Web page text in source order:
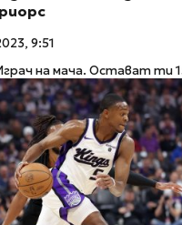
9:51
на мача. Остават ти